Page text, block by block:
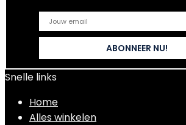
Snelle links
Home
Alles winkelen